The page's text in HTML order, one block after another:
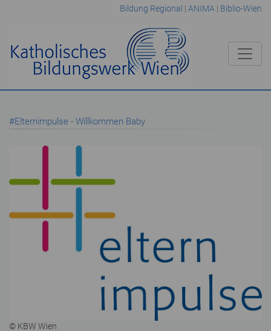
Bildung Regional | ANIMA | Biblio-Wien
#Elternimpulse - Willkommen Baby
© KBW Wien